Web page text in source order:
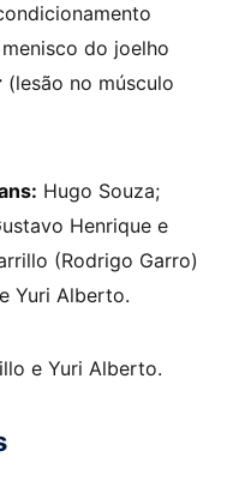
do joelho
(lesão no músculo
Hugo Souza;
Henrique e
(Rodrigo Garro)
Yuri Alberto.
e Yuri Alberto.